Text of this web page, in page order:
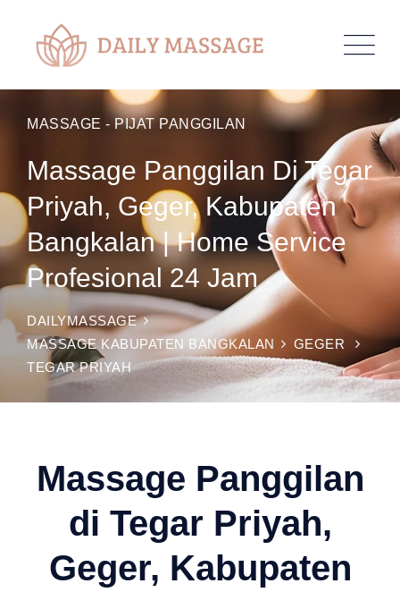
MASSAGE - PIJAT PANGGILAN
Massage Panggilan Di Tegar
Priyah, Geger, Kabupaten
Bangkalan | Home Service
Profesional 24 Jam
DAILYMASSAGE
MASSAGE KABUPATEN BANGKALAN
GEGER
TEGAR PRIYAH
Massage Panggilan
di Tegar Priyah,
Geger, Kabupaten